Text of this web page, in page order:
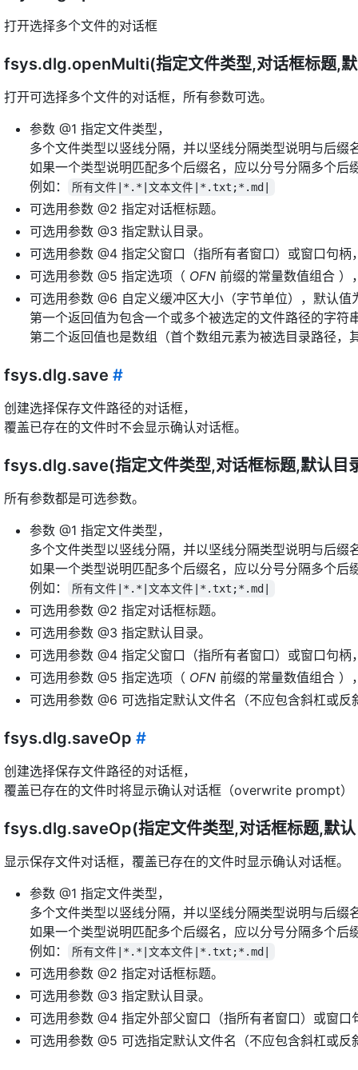
打开选择多个文件的对话框
fsys.dlg.openMulti(指定文件类型,对话框标题,
打开可选择多个文件的对话框，所有参数可选。
参数 @1 指定文件类型，
多个文件类型以竖线分隔，并以坚线分隔类型说明与后缀
如果一个类型说明匹配多个后缀名，应以分号分隔多个后
例如：
所有文件|*.*|文本文件|*.txt;*.md|
可选用参数 @2 指定对话框标题。
可选用参数 @3 指定默认目录。
可选用参数 @4 指定父窗口（指所有者窗口）或窗口句柄
可选用参数 @5 指定选项（ OFN 前缀的常量数值组合 ）
可选用参数 @6 自定义缓冲区大小（字节单位），默认
第一个返回值为包含一个或多个被选定的文件路径的字符
第二个返回值也是数组（首个数组元素为被选目录路径，
fsys.dlg.save #
创建选择保存文件路径的对话框，
覆盖已存在的文件时不会显示确认对话框。
fsys.dlg.save(指定文件类型,对话框标题,默认目
所有参数都是可选参数。
参数 @1 指定文件类型，
多个文件类型以竖线分隔，并以坚线分隔类型说明与后缀
如果一个类型说明匹配多个后缀名，应以分号分隔多个后
例如：
所有文件|*.*|文本文件|*.txt;*.md|
可选用参数 @2 指定对话框标题。
可选用参数 @3 指定默认目录。
可选用参数 @4 指定父窗口（指所有者窗口）或窗口句柄
可选用参数 @5 指定选项（ OFN 前缀的常量数值组合
可选用参数 @6 可选指定默认文件名（不应包含斜杠或反
fsys.dlg.saveOp #
创建选择保存文件路径的对话框，
覆盖已存在的文件时将显示确认对话框（overwrite prompt）
fsys.dlg.saveOp(指定文件类型,对话框标题,默
显示保存文件对话框，覆盖已存在的文件时显示确认对话框。
参数 @1 指定文件类型，
多个文件类型以竖线分隔，并以坚线分隔类型说明与后缀
如果一个类型说明匹配多个后缀名，应以分号分隔多个后
例如：
所有文件|*.*|文本文件|*.txt;*.md|
可选用参数 @2 指定对话框标题。
可选用参数 @3 指定默认目录。
可选用参数 @4 指定外部父窗口（指所有者窗口）或窗
可选用参数 @5 可选指定默认文件名（不应包含斜杠或反